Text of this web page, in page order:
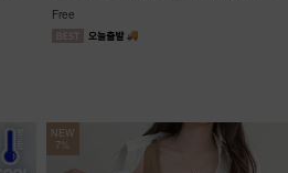
다 챙겨가세요
Free
NEW
7%